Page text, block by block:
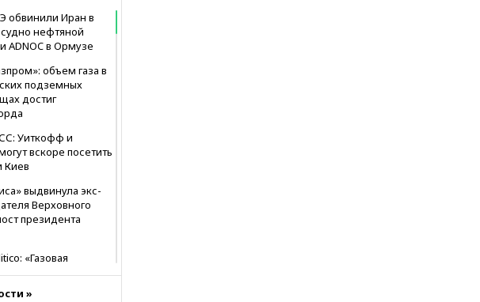
обвинили Иран в
судно нефтяной
ADNOC в Ормузе
объем газа в
подземных
достиг
Уиткофф и
вскоре посетить
Киев
выдвинула экс-
Верховного
президента
«Газовая
»